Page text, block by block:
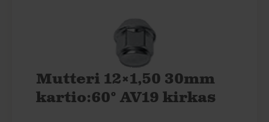
Mutteri 12×1,50 30mm
kartio:60° AV19 kirkas